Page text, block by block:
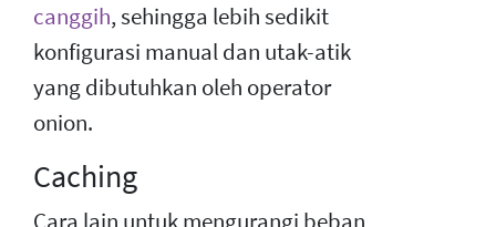
canggih, sehingga lebih sedikit
konfigurasi manual dan utak-atik
yang dibutuhkan oleh operator
onion.
Caching
Cara lain untuk mengurangi beban